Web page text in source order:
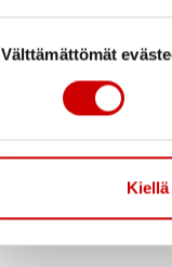
Välttämättömät
Kiellä
arjessa
Minulla ei ole
Haluaisitko